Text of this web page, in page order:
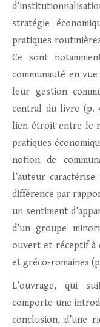
stratégie
pratiques
Ce sont
communauté en
leur gestion
central du livre (p.
lien étroit entre le
pratiques
notion de
l’auteur
différence par
un sentiment
d’un groupe
ouvert et réceptif à
et gréco-romaines
L’ouvrage, qui
comporte une
conclusion, d’une